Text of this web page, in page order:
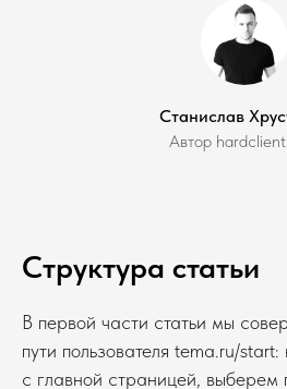
Станислав
Автор
Структура статьи
В первой части статьи мы
пути пользователя tema.ru/
с главной страницей, выберем